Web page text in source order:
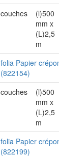
couches
(l)500
mm x
(L)2,5
m
folia Papier
(822154)
couches
(l)500
mm x
(L)2,5
m
folia Papier
(822199)